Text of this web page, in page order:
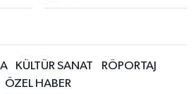
KÜLTÜR SANAT
RÖPORTAJ
ÖZEL HABER